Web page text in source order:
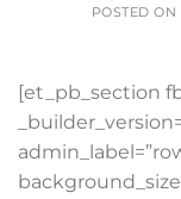
POSTED ON
[et_pb_section